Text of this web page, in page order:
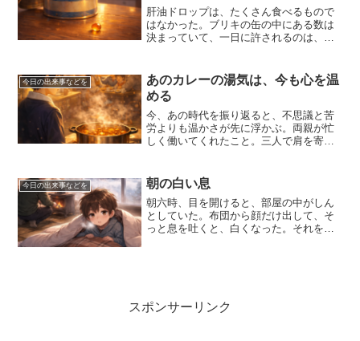
肝油ドロップは、たくさん食べるもので
はなかった。ブリキの缶の中にある数は
決まっていて、一日に許されるのは、い
ちは不思議と強く残っていない。代わり
に残っているのは、一粒を大...
今日の出来事などを
あのカレーの湯気は、今も心を温
める
今、あの時代を振り返ると、不思議と苦
労よりも温かさが先に浮かぶ。両親が忙
しく働いてくれたこと。三人で肩を寄せ
大きすぎて煮崩れしなかったことも、粉
が溶けきらずに少しダマに...
今日の出来事などを 朝の白い息
朝六時、目を開けると、部屋の中がしん
としていた。布団から顔だけ出して、そ
っと息を吐くと、白くなった。それを見
スポンサーリンク